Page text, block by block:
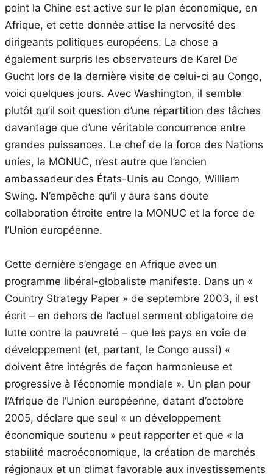
point la Chine est active sur le plan économique, en
Afrique, et cette donnée attise la nervosité des
dirigeants politiques européens. La chose a
également surpris les observateurs de Karel De
Gucht lors de la dernière visite de celui-ci au Congo,
voici quelques jours. Avec Washington, il semble
plutôt qu’il soit question d’une répartition des tâches
davantage que d’une véritable concurrence entre
grandes puissances. Le chef de la force des Nations
unies, la MONUC, n’est autre que l’ancien
ambassadeur des États-Unis au Congo, William
Swing. N’empêche qu’il y aura sans doute
collaboration étroite entre la MONUC et la force de
l’Union européenne.
Cette dernière s’engage en Afrique avec un
programme libéral-globaliste manifeste. Dans un «
Country Strategy Paper » de septembre 2003, il est
écrit – en dehors de l’actuel serment obligatoire de
lutte contre la pauvreté – que les pays en voie de
développement (et, partant, le Congo aussi) «
doivent être intégrés de façon harmonieuse et
progressive à l’économie mondiale ». Un plan pour
l’Afrique de l’Union européenne, datant d’octobre
2005, déclare que seul « un développement
économique soutenu » peut rapporter et que « la
stabilité macroéconomique, la création de marchés
régionaux et un climat favorable aux investissements